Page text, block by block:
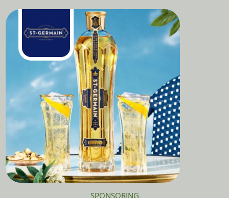
SPONSORING